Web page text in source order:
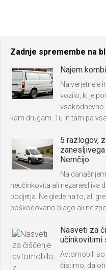
Zadnje spremembe na
Najem
Najverjetneje
vozilo, ki je
vsakodnevno
kam drugam. Tu in tam pa
5 razlogov,
Nemčijo
Na
neučinkovita ali nezanesljiva
podjetja. Ne glede na to, ali
poškodovano blago ali
Nasveti za
učinkovitimi
Avtomobili so
čistimo, da